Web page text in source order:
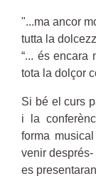
"...ma ancor
tutta la
“... és
tota la dolçor
Si bé el curs
i la
forma
venir
es